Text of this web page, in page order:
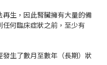
生，因此腎臟擁有大量的備
何臨床症狀之前，至少有
生了數月至數年（長期）狀